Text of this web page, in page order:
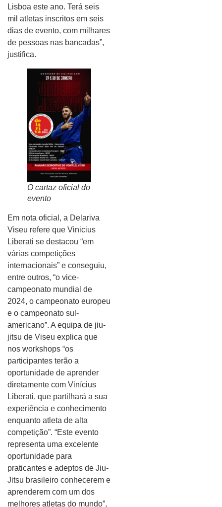
Lisboa este ano. Terá seis
mil atletas inscritos em seis
dias de evento, com milhares
de pessoas nas bancadas”,
justifica.
O cartaz oficial do
evento
Em nota oficial, a Delariva
Viseu refere que Vinicius
Liberati se destacou “em
várias competições
internacionais” e conseguiu,
entre outros, “o vice-
campeonato mundial de
2024, o campeonato europeu
e o campeonato sul-
americano”. A equipa de jiu-
jitsu de Viseu explica que
nos workshops “os
participantes terão a
oportunidade de aprender
diretamente com Vinícius
Liberati, que partilhará a sua
experiência e conhecimento
enquanto atleta de alta
competição”. “Este evento
representa uma excelente
oportunidade para
praticantes e adeptos de Jiu-
Jitsu brasileiro conhecerem e
aprenderem com um dos
melhores atletas do mundo”,